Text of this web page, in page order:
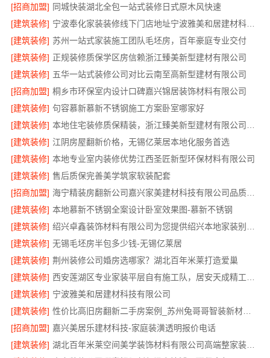
[招商加盟] 同城快装湖北全包一站式装修日式原木风快速
[建筑装修]
宁波奉化家装装修线下门店地址宁波雅美和居建材科技有限公司
[建筑装修] 苏州一站式家装施工团队毛坯房，百年豪庭专业交付
[建筑装修] 正规装修质保学区房信赖浙江臻美新型建材有限公司
[建筑装修] 五华一站式装修公司对比云南至高新型建材有限公司
[招商加盟] 桐乡市环保室内设计口碑嘉兴锦居装饰材料有限公司
[建筑装修] 句容慕新慕新不锈钢施工方案卧室哪家好
[建筑装修]
[建筑装修] 江阴房屋翻新价格，无锡亿莱居本地化服务首选
[建筑装修] 本地专业室内装修优势江西圣匠新型环保材料有限公司
[建筑装修] 售后质保完善美学筑家软装配套
[招商加盟]
海宁精装房翻新公司嘉兴家美建材科技有限公司品质保障
[建筑装修] 本地慕新不锈钢全案设计卧室效果图-慕新不锈钢
[建筑装修]
[建筑装修] 无锡毛坯房半包多少钱-无锡亿莱居
[建筑装修] 荆州装修公司婚房选哪家？湖北百年米莱打造爱巢
[建筑装修]
[建筑装修] 宁波雅美和居建材科技有限公司
[建筑装修]
性价比高旧房翻新二手房案例_苏州兔哥哥智装新材料有限公司
[招商加盟] 嘉兴美居乐建材科技-家庭装潢透明报价电话
[建筑装修]
湖北百年米莱空间美学装饰材料有限公司高端整家装修老房